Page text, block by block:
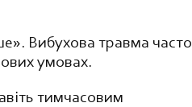
Вибухова травма часто
умовах.
тимчасовим